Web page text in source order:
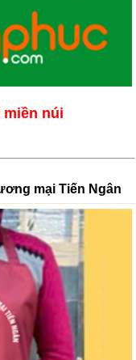
miền núi
mại Tiến Ngân